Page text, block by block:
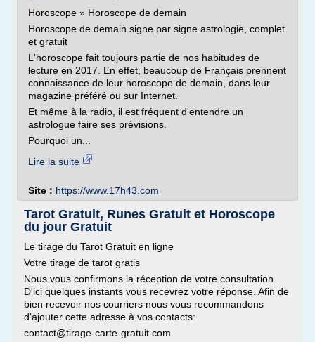
Horoscope » Horoscope de demain
Horoscope de demain signe par signe astrologie, complet
et gratuit
L'horoscope fait toujours partie de nos habitudes de
lecture en 2017. En effet, beaucoup de Français prennent
connaissance de leur horoscope de demain, dans leur
magazine préféré ou sur Internet.
Et même à la radio, il est fréquent d'entendre un
astrologue faire ses prévisions.
Pourquoi un...
Lire la suite
Site : https://www.17h43.com
Tarot Gratuit, Runes Gratuit et Horoscope
du jour Gratuit
Le tirage du Tarot Gratuit en ligne
Votre tirage de tarot gratis
Nous vous confirmons la réception de votre consultation.
D'ici quelques instants vous recevrez votre réponse. Afin de
bien recevoir nos courriers nous vous recommandons
d'ajouter cette adresse à vos contacts:
contact@tirage-carte-gratuit.com